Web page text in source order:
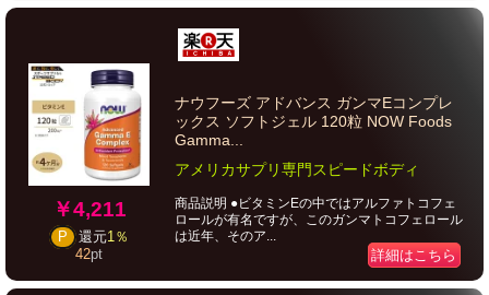
￥4,211
P 還元1％
42pt
ナウフーズ アドバンス ガンマEコンプレ
ックス ソフトジェル 120粒 NOW Foods
Gamma...
アメリカサプリ専門スピードボディ
商品説明 ●ビタミンEの中ではアルファトコフェ
ロールが有名ですが、このガンマトコフェロール
は近年、そのア...
詳細はこちら